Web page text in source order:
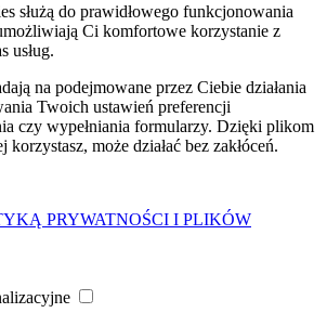
służą do prawidłowego funkcjonowania
Ci komfortowe korzystanie z
usług.
na podejmowane przez Ciebie działania
Twoich ustawień preferencji
czy wypełniania formularzy. Dzięki plikom
korzystasz, może działać bez zakłóceń.
PRYWATNOŚCI I PLIKÓW